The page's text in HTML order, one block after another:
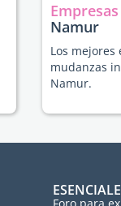
Namur
Los mejores
mudanzas
Namur.